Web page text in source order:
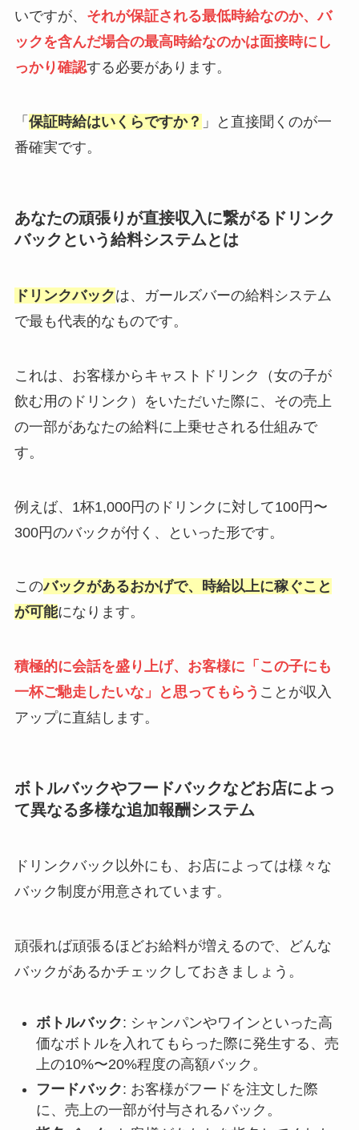
いですが、 それが保証される最低時給なのか、バ
ックを含んだ場合の最高時給なのかは面接時にし
っかり確認する必要があります。
「 保証時給はいくらですか？ 」と直接聞くのが一
番確実です。
あなたの頑張りが直接収入に繋がるドリンク
バックという給料システムとは
ドリンクバックは、ガールズバーの給料システム
で最も代表的なものです。
これは、お客様からキャストドリンク（女の子が
飲む用のドリンク）をいただいた際に、その売上
の一部があなたの給料に上乗せされる仕組みで
す。
例えば、1杯1,000円のドリンクに対して100円〜
300円のバックが付く、といった形です。
このバックがあるおかげで、時給以上に稼ぐこと
が可能になります。
積極的に会話を盛り上げ、お客様に「この子にも
一杯ご馳走したいな」と思ってもらう ことが収入
アップに直結します。
ボトルバックやフードバックなどお店によっ
て異なる多様な追加報酬システム
ドリンクバック以外にも、お店によっては様々な
バック制度が用意されています。
頑張れば頑張るほどお給料が増えるので、どんな
バックがあるかチェックしておきましょう。
ボトルバック: シャンパンやワインといった高
価なボトルを入れてもらった際に発生する、売
上の10%〜20%程度の高額バック。
フードバック: お客様がフードを注文した際
に、売上の一部が付与されるバック。